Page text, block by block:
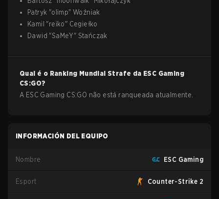
Patryk "olimp"Woźniak
Kamil "reiko" Cegiełko
Dawid "SaMeY" Stańczak
Qual é o Ranking Mundial Strafe da ESC Gaming
CS:GO?
A ESC Gaming CS:GO não está ranqueada atualmente.
INFORMACIÓN DEL EQUIPO
Nombre ESC Gaming
Esport Counter-Strike 2